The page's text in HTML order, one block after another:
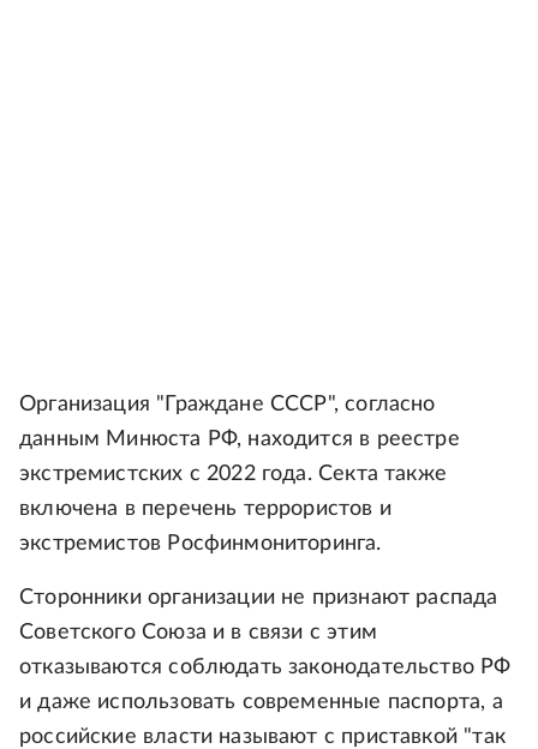
Организация "Граждане СССР", согласно
данным Минюста РФ, находится в реестре
экстремистских с 2022 года. Секта также
включена в перечень террористов и
экстремистов Росфинмониторинга.
Сторонники организации не признают распада
Советского Союза и в связи с этим
отказываются соблюдать законодательство РФ
и даже использовать современные паспорта, а
российские власти называют с приставкой "так